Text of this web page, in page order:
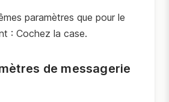
paramètres que pour le
: Cochez la case.
de messagerie